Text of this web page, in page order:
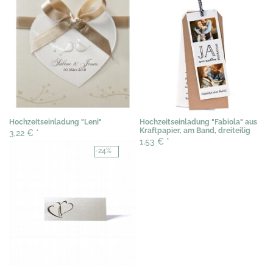
Hochzeitseinladung "Leni"
3,22 € *
Hochzeitseinladung "Fabiola" aus
Kraftpapier, am Band, dreiteilig
1,53 € *
-24%